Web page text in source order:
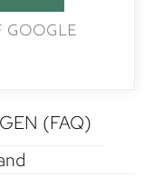
GOOGLE
(FAQ)